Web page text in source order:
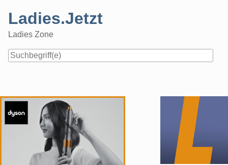
content
Ladies.Jetzt
Ladies Zone